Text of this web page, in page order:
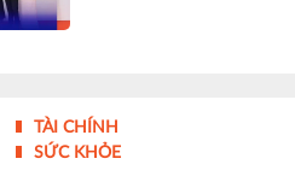
TÀI CHÍNH
SỨC KHỎE